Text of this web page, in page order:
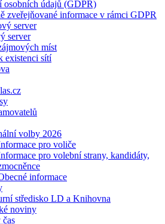
osobních údajů (GDPR)
zveřejňované informace v rámci GDPR
server
server
míst
existenci sítí
volby 2026
pro voliče
pro volební strany, kandidáty,
informace
středisko LD a Knihovna
noviny
čas